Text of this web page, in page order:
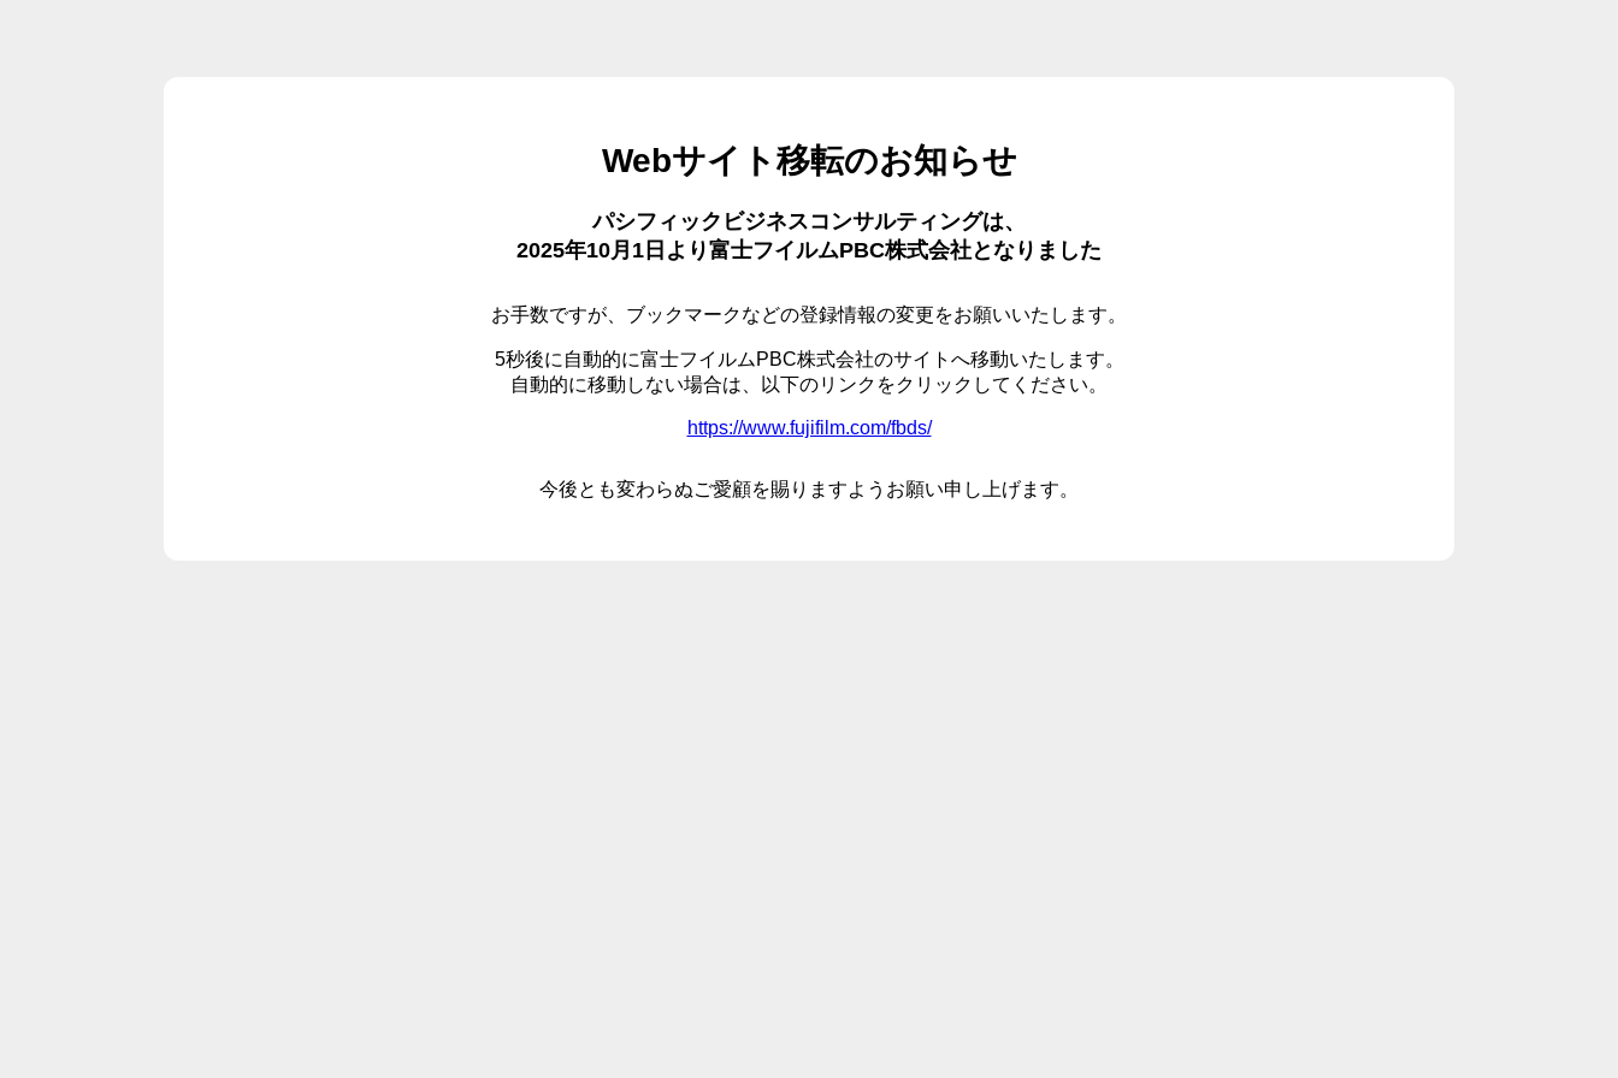
Webサイト移転のお知らせ
パシフィックビジネスコンサルティングは、
2025年10月1日より富士フイルムPBC株式会社となりました
お手数ですが、ブックマークなどの登録情報の変更をお願いいたします。
5秒後に自動的に富士フイルムPBC株式会社のサイトへ移動いたします。
自動的に移動しない場合は、以下のリンクをクリックしてください。
https://www.fujifilm.com/fbds/
今後とも変わらぬご愛顧を賜りますようお願い申し上げます。